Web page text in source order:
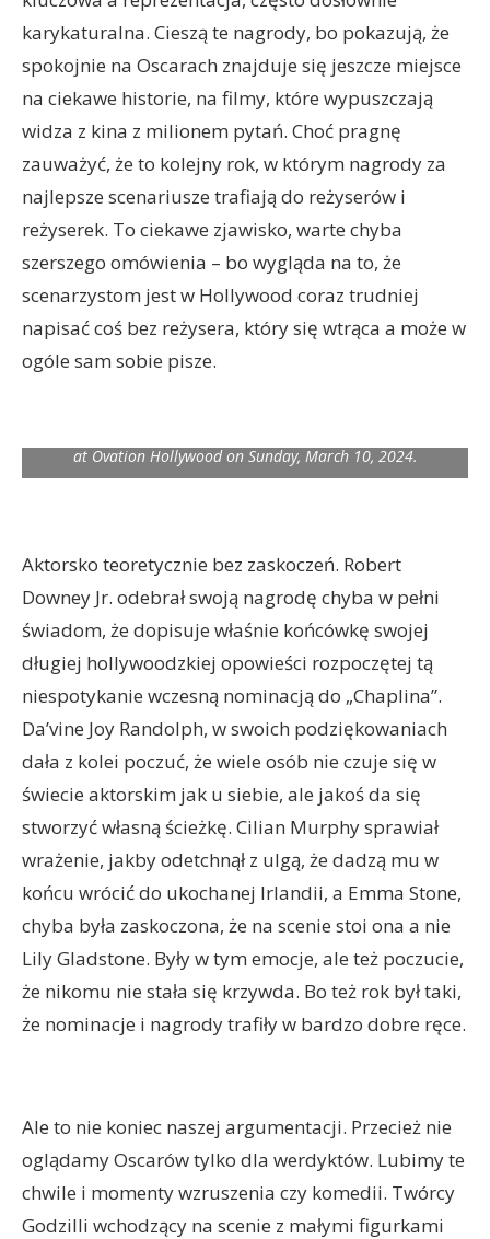
karykaturalna. Cieszą te nagrody, bo pokazują, że
spokojnie na Oscarach znajduje się jeszcze miejsce
na ciekawe historie, na filmy, które wypuszczają
widza z kina z milionem pytań. Choć pragnę
zauważyć, że to kolejny rok, w którym nagrody za
najlepsze scenariusze trafiają do reżyserów i
reżyserek. To ciekawe zjawisko, warte chyba
szerszego omówienia – bo wygląda na to, że
scenarzystom jest w Hollywood coraz trudniej
napisać coś bez reżysera, który się wtrąca a może w
ogóle sam sobie pisze.
at Ovation Hollywood on Sunday, March 10, 2024.
Aktorsko teoretycznie bez zaskoczeń. Robert
Downey Jr. odebrał swoją nagrodę chyba w pełni
świadom, że dopisuje właśnie końcówkę swojej
długiej hollywoodzkiej opowieści rozpoczętej tą
niespotykanie wczesną nominacją do „Chaplina”.
Da’vine Joy Randolph, w swoich podziękowaniach
dała z kolei poczuć, że wiele osób nie czuje się w
świecie aktorskim jak u siebie, ale jakoś da się
stworzyć własną ścieżkę. Cilian Murphy sprawiał
wrażenie, jakby odetchnął z ulgą, że dadzą mu w
końcu wrócić do ukochanej Irlandii, a Emma Stone,
chyba była zaskoczona, że na scenie stoi ona a nie
Lily Gladstone. Były w tym emocje, ale też poczucie,
że nikomu nie stała się krzywda. Bo też rok był taki,
że nominacje i nagrody trafiły w bardzo dobre ręce.
Ale to nie koniec naszej argumentacji. Przecież nie
oglądamy Oscarów tylko dla werdyktów. Lubimy te
chwile i momenty wzruszenia czy komedii. Twórcy
Godzilli wchodzący na scenie z małymi figurkami